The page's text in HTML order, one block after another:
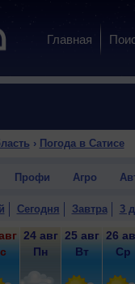
Главная
› Погода в Сатисе
Профи Агро
Сегодня Завтра 3
24 авг
Пн
25 авг
Вт
26
Ср